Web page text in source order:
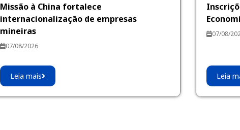
Missão à China fortalece
internacionalização de empresas
mineiras
07/08/2026
Leia mais
07/08/
Leia